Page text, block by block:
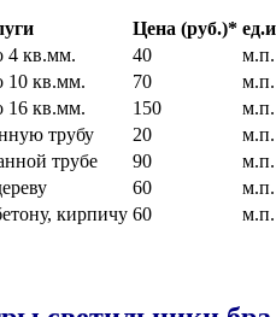
Цена (руб.)*
4 кв.мм.
40
м.п.
10 кв.мм.
70
м.п.
16 кв.мм.
150
м.п.
трубу
20
м.п.
трубе
90
м.п.
60
м.п.
кирпичу 60 м.п.